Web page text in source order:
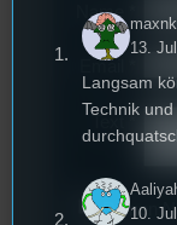
Name
Email
Deinen
13.
Langsam
Technik
10.